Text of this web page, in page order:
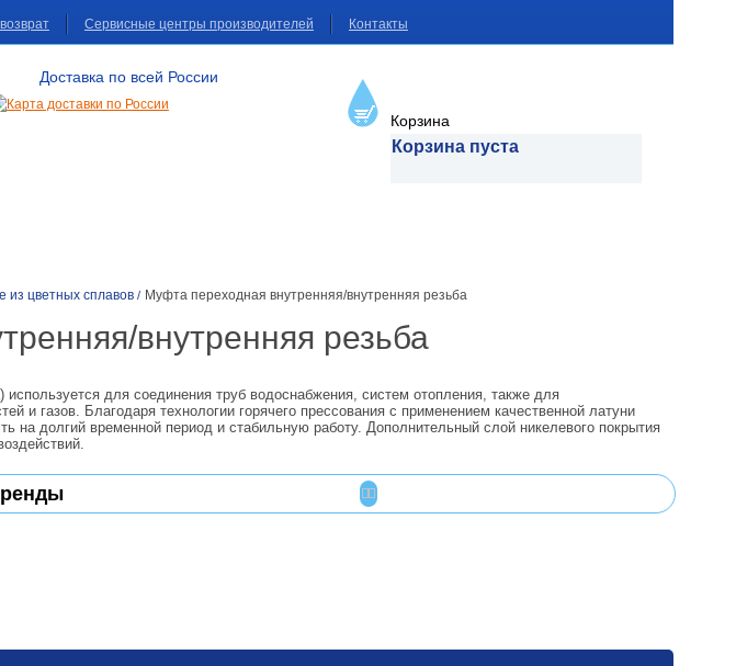
Сервисные центры производителей Контакты
Доставка по всей России
Корзина
Корзина пуста
из цветных сплавов / Муфта переходная внутренняя/внутренняя резьба
внутренняя резьба
для соединения труб водоснабжения, систем отопления, также для
и газов. Благодаря технологии горячего прессования с применением качественной латуни
на долгий временной период и стабильную работу. Дополнительный слой никелевого покрытия